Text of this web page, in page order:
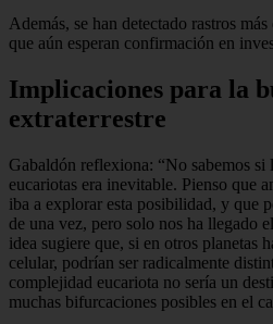
Además, se han detectado rastros
que aún esperan confirmación en
Implicaciones para la
extraterrestre
Gabaldón reflexiona: “No sabemos si
eucariotas era inevitable. Pienso que
iba a explorar esta posibilidad, y que
de una vez, pero solo nos ha llegado
idea sugiere que, si en otros planetas
celular, podrían ser radicalmente
complejidad eucariota no sería un
muchas bifurcaciones posibles en el